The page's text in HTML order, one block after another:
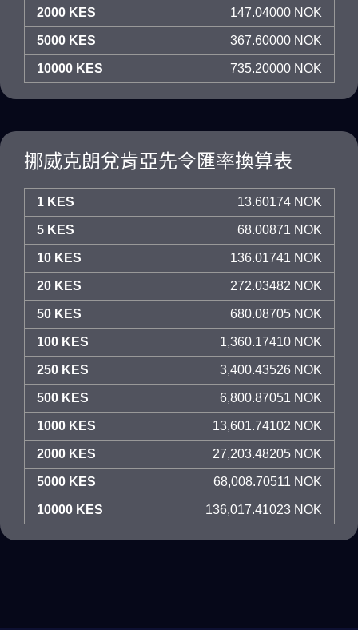
2000 KES 147.04000 NOK
5000 KES 367.60000 NOK
10000 KES 735.20000 NOK
挪威克朗兌肯亞先令匯率換算表
1 KES 13.60174 NOK
5 KES 68.00871 NOK
10 KES 136.01741 NOK
20 KES 272.03482 NOK
50 KES 680.08705 NOK
100 KES 1,360.17410 NOK
250 KES 3,400.43526 NOK
500 KES 6,800.87051 NOK
1000 KES 13,601.74102 NOK
2000 KES 27,203.48205 NOK
5000 KES 68,008.70511 NOK
10000 KES 136,017.41023 NOK